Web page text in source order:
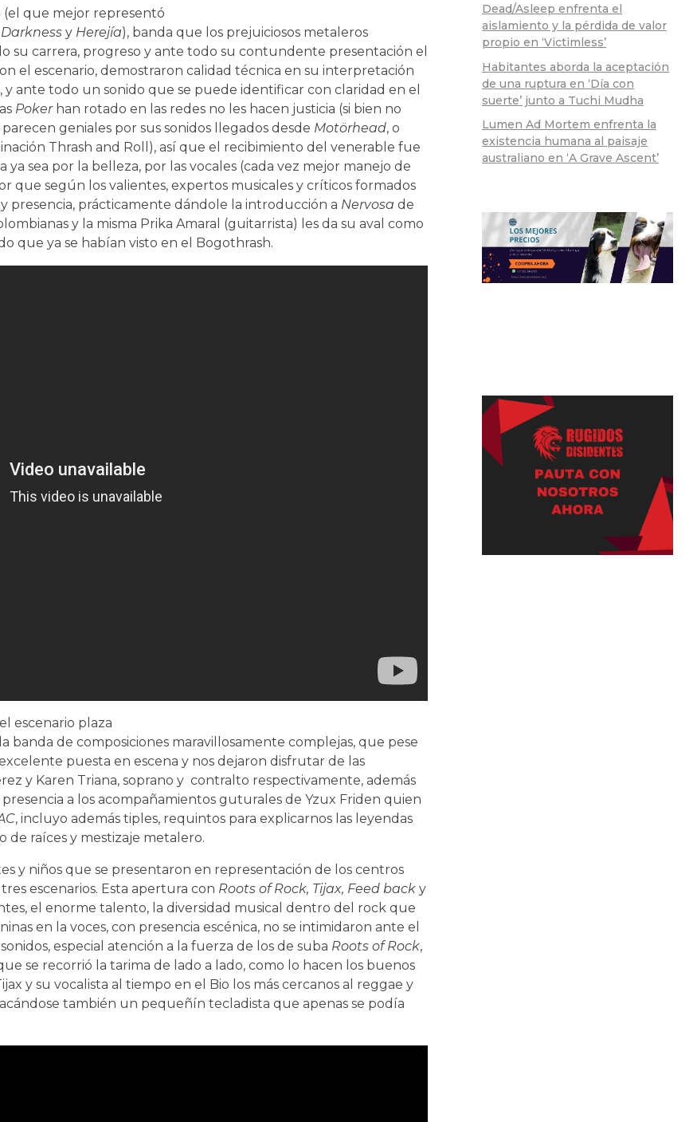
(el que mejor representó
y Herejía), banda que los prejuiciosos metaleros
su carrera, progreso y ante todo su contundente presentación el
el escenario, demostraron calidad técnica en su interpretación
ante todo un sonido que se puede identificar con claridad en el
Pokerhan rotado en las redes no les hacen justicia (si bien no
geniales por sus sonidos llegados desde Motörhead, o
Thrash and Roll), así que el recibimiento del venerable fue
sea por la belleza, por las vocales (cada vez mejor manejo de
que según los valientes, expertos musicales y críticos formados
presencia, prácticamente dándole la introducción a Nervosa de
y la misma Prika Amaral (guitarrista) les da su aval como
que ya se habían visto en el Bogothrash.
escenario plaza
banda de composiciones maravillosamente complejas, que pese
puesta en escena y nos dejaron disfrutar de las
y Karen Triana, soprano y contralto respectivamente, además
a los acompañamientos guturales de Yzux Friden quien
, incluyo además tiples, requintos para explicarnos las leyendas
de raíces y mestizaje metalero.
y niños que se presentaron en representación de los centros
escenarios. Esta apertura con Roots of Rock, Tijax, Feed back y
el enorme talento, la diversidad musical dentro del rock que
en la voces, con presencia escénica, no se intimidaron ante el
especial atención a la fuerza de los de suba Roots of Rock,
se recorrió la tarima de lado a lado, como lo hacen los buenos
y su vocalista al tiempo en el Bio los más cercanos al reggae y
también un pequeñín tecladista que apenas se podía
Dead/Asleep enfrenta el
aislamiento y la pérdida de valor
propio en ‘Victimless’
Habitantes aborda la aceptación
de una ruptura en ‘Día con
suerte’ junto a Tuchi Mudha
Lumen Ad Mortem enfrenta la
existencia humana al paisaje
australiano en ‘A Grave Ascent’